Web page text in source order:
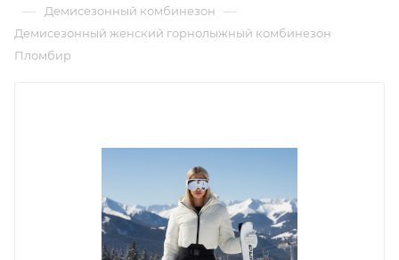
— Демисезонный комбинезон —
Демисезонный женский горнолыжный комбинезон
Пломбир